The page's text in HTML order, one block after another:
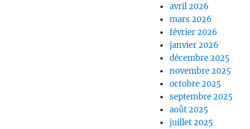
avril 2026
mars 2026
février 2026
janvier 2026
décembre 2025
novembre 2025
octobre 2025
septembre 2025
août 2025
juillet 2025